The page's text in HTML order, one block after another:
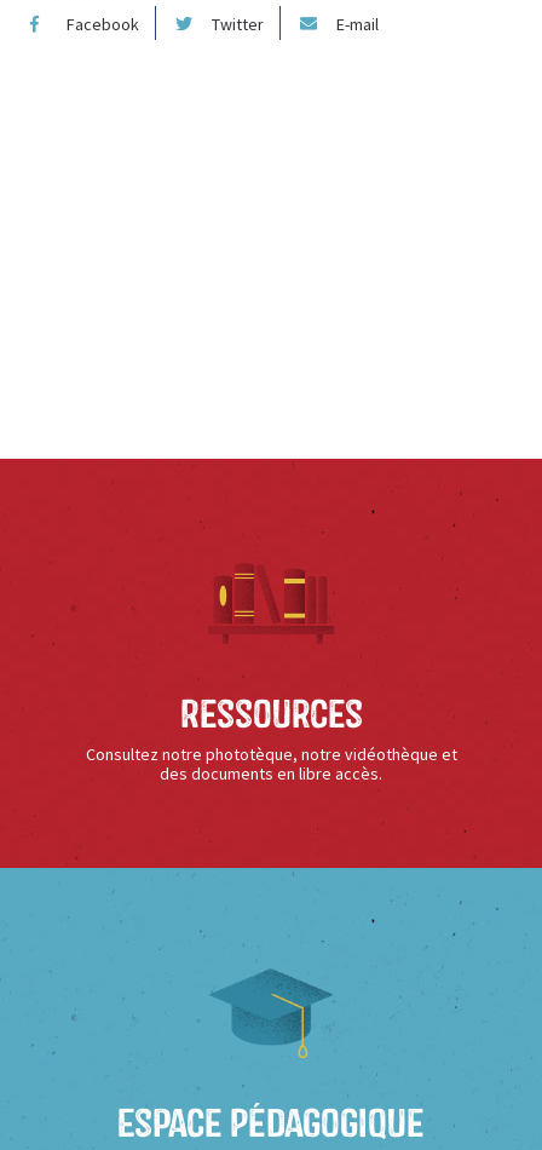
Facebook Twitter E-mail
Ressources
Consultez notre phototèque, notre vidéothèque et
des documents en libre accès.
Espace Pédagogique